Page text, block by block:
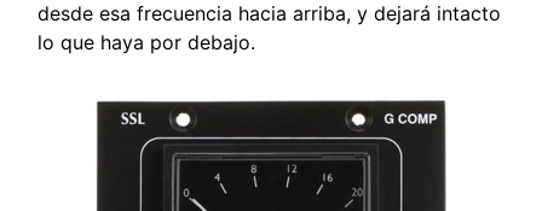
desde esa frecuencia hacia arriba, y dejará intacto
lo que haya por debajo.